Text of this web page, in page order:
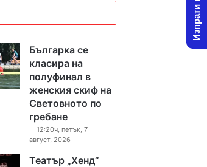
Българка се
класира на
полуфинал в
женския скиф на
Световното по
гребане
12:20ч, петък, 7
август, 2026
Театър „Хенд“